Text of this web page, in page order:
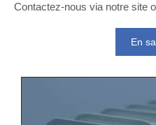
Contactez-nous via notre site
En